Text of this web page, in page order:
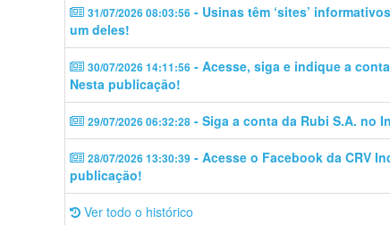
31/07/2026 08:03:56 - Usinas têm ‘sites’
um deles!
30/07/2026 14:11:56 - Acesse, siga e indique a
Nesta publicação!
29/07/2026 06:32:28 - Siga a conta da Rubi S.A. no
28/07/2026 13:30:39 - Acesse o Facebook da CRV
publicação!
Ver todo o histórico